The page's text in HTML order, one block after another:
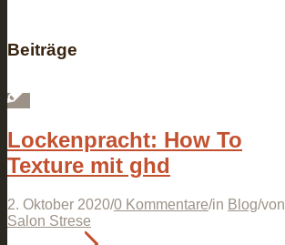
Beiträge
Lockenpracht: How To
Texture mit ghd
2. Oktober 2020/0 Kommentare/in Blog/von
Salon Strese